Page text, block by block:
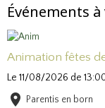
Événements
Animation fêtes
Le 11/08/2026 de
Parentis en born